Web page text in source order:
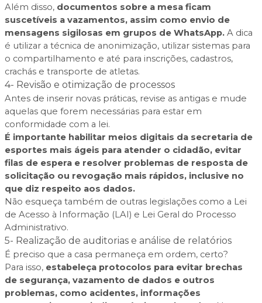
Além disso, documentos sobre a mesa ficam
suscetíveis a vazamentos, assim como envio de
mensagens sigilosas em grupos de WhatsApp. A dica
é utilizar a técnica de anonimização, utilizar sistemas para
o compartilhamento e até para inscrições, cadastros,
crachás e transporte de atletas.
4- Revisão e otimização de processos
Antes de inserir novas práticas, revise as antigas e mude
aquelas que forem necessárias para estar em
conformidade com a lei.
É importante habilitar meios digitais da secretaria de
esportes mais ágeis para atender o cidadão, evitar
filas de espera e resolver problemas de resposta de
solicitação ou revogação mais rápidos, inclusive no
que diz respeito aos dados.
Não esqueça também de outras legislações como a Lei
de Acesso à Informação (LAI) e Lei Geral do Processo
Administrativo.
5- Realização de auditorias e análise de relatórios
É preciso que a casa permaneça em ordem, certo?
Para isso, estabeleça protocolos para evitar brechas
de segurança, vazamento de dados e outros
problemas, como acidentes, informações